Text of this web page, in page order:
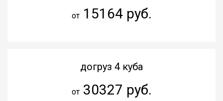
от15164 руб.
догруз 4 куба
от30327 руб.